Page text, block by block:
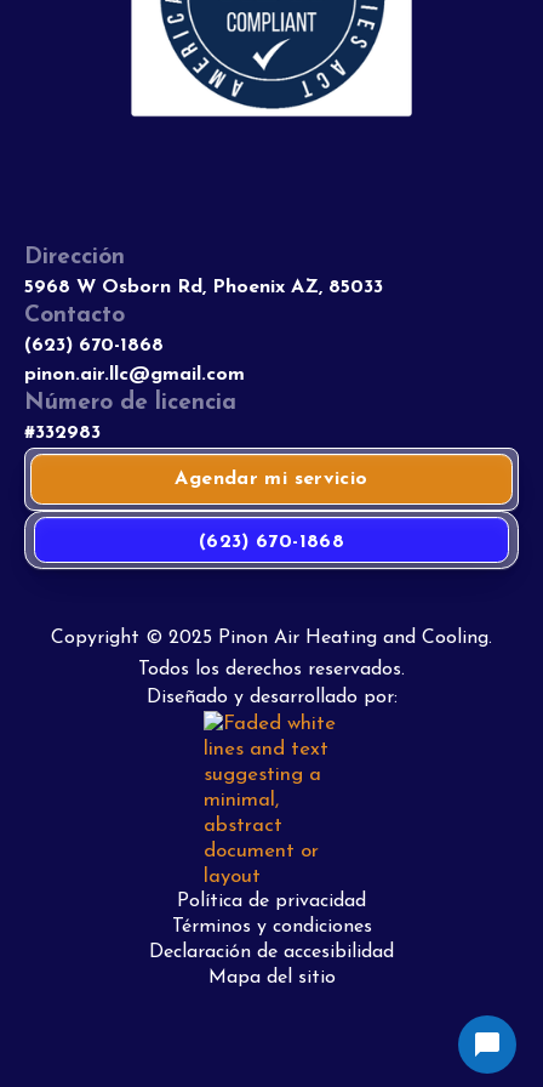
Dirección
5968 W Osborn Rd, Phoenix AZ, 85033
Contacto
(623) 670-1868
pinon.air.llc@gmail.com
Número de licencia
#332983
Agendar mi servicio
(623) 670-1868
Copyright © 2025 Pinon Air Heating and Cooling.
Todos los derechos reservados.
Diseñado y desarrollado por:
Política de privacidad
Términos y condiciones
Declaración de accesibilidad
Mapa del sitio